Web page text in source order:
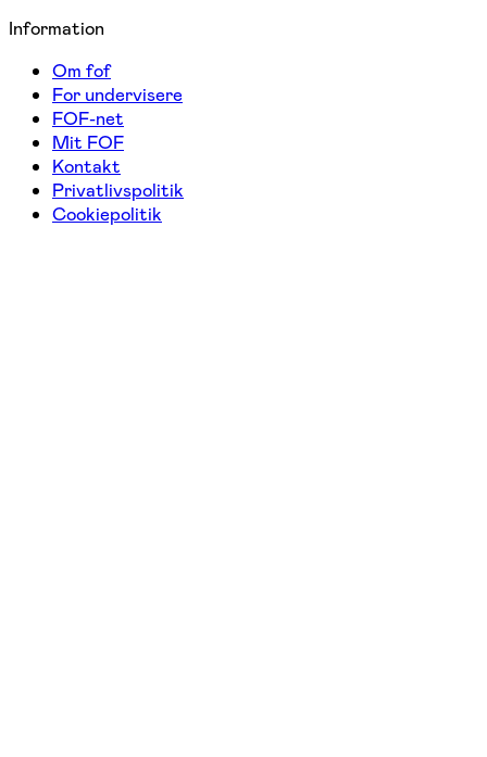
Information
Om fof
For undervisere
FOF-net
Mit FOF
Kontakt
Privatlivspolitik
Cookiepolitik